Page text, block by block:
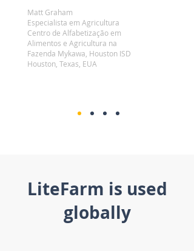
Matt Graham
Especialista em Agricultura
Centro de Alfabetização em
Alimentos e Agricultura na
Fazenda Mykawa, Houston ISD
Houston, Texas, EUA
LiteFarm is used
globally